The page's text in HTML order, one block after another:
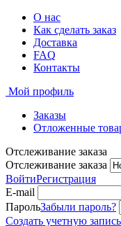
О нас
Как сделать заказ
Доставка
FAQ
Контакты
Мой профиль
Заказы
Отложенные
Отслеживание заказа
Отслеживание заказа
ВойтиРегистрация
E-mail
ПарольЗабыли пароль?
Создать учетную запись